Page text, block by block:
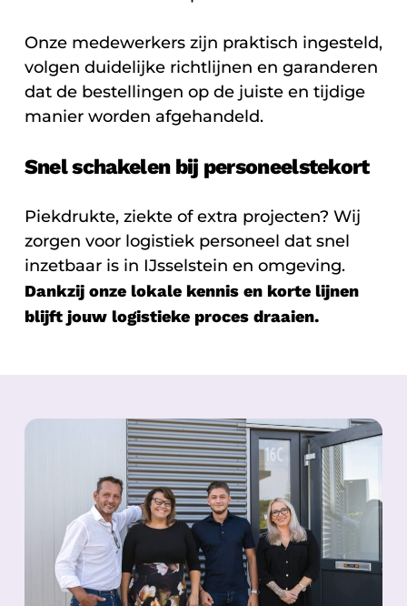
Onze medewerkers zijn praktisch ingesteld,
volgen duidelijke richtlijnen en garanderen
dat de bestellingen op de juiste en tijdige
manier worden afgehandeld.
Snel schakelen bij personeelstekort
Piekdrukte, ziekte of extra projecten? Wij
zorgen voor logistiek personeel dat snel
inzetbaar is in IJsselstein en omgeving.
Dankzij onze lokale kennis en korte lijnen
blijft jouw logistieke proces draaien.